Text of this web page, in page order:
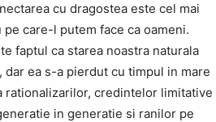
cu dragostea este cel mai
care-l putem face ca oameni.
faptul ca starea noastra naturala
dar ea s-a pierdut cu timpul in mare
rationalizarilor, credintelor limitative
in generatie si ranilor pe